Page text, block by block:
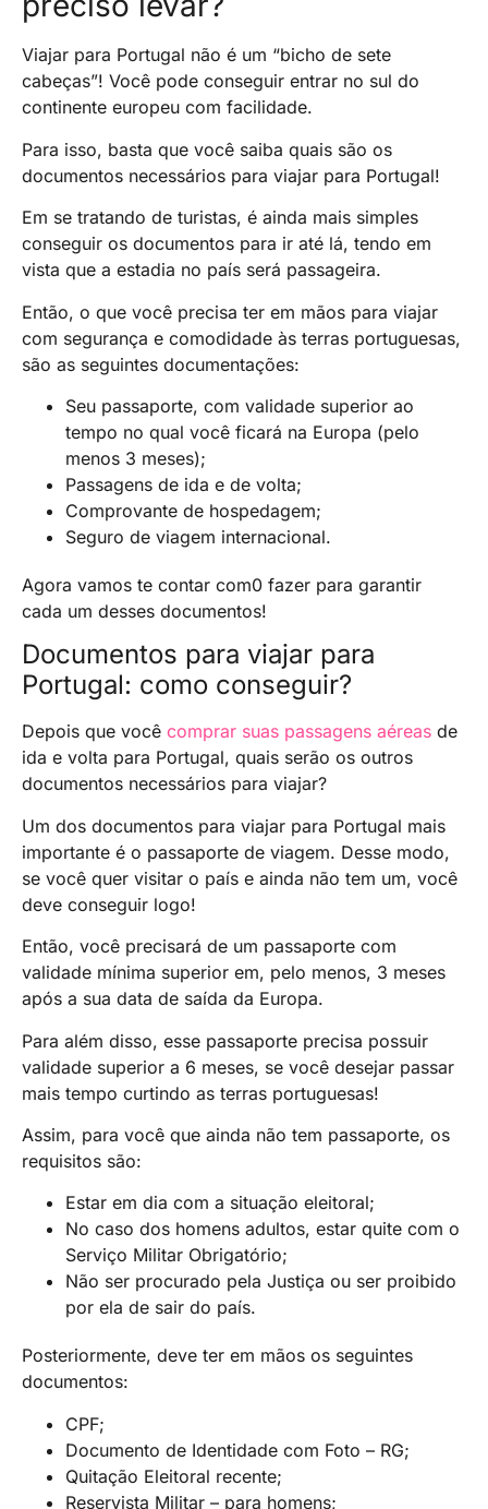
Viajar para Portugal não é um “bicho de sete
cabeças”! Você pode conseguir entrar no sul do
continente europeu com facilidade.
Para isso, basta que você saiba quais são os
documentos necessários para viajar para Portugal!
Em se tratando de turistas, é ainda mais simples
conseguir os documentos para ir até lá, tendo em
vista que a estadia no país será passageira.
Então, o que você precisa ter em mãos para viajar
com segurança e comodidade às terras portuguesas,
são as seguintes documentações:
Seu passaporte, com validade superior ao
tempo no qual você ficará na Europa (pelo
menos 3 meses);
Passagens de ida e de volta;
Comprovante de hospedagem;
Seguro de viagem internacional.
Agora vamos te contar com0 fazer para garantir
cada um desses documentos!
Documentos para viajar para
Portugal: como conseguir?
Depois que você comprar suas passagens aéreas de
ida e volta para Portugal, quais serão os outros
documentos necessários para viajar?
Um dos documentos para viajar para Portugal mais
importante é o passaporte de viagem. Desse modo,
se você quer visitar o país e ainda não tem um, você
deve conseguir logo!
Então, você precisará de um passaporte com
validade mínima superior em, pelo menos, 3 meses
após a sua data de saída da Europa.
Para além disso, esse passaporte precisa possuir
validade superior a 6 meses, se você desejar passar
mais tempo curtindo as terras portuguesas!
Assim, para você que ainda não tem passaporte, os
requisitos são:
Estar em dia com a situação eleitoral;
No caso dos homens adultos, estar quite com o
Serviço Militar Obrigatório;
Não ser procurado pela Justiça ou ser proibido
por ela de sair do país.
Posteriormente, deve ter em mãos os seguintes
documentos:
CPF;
Documento de Identidade com Foto – RG;
Quitação Eleitoral recente;
Reservista Militar – para homens;